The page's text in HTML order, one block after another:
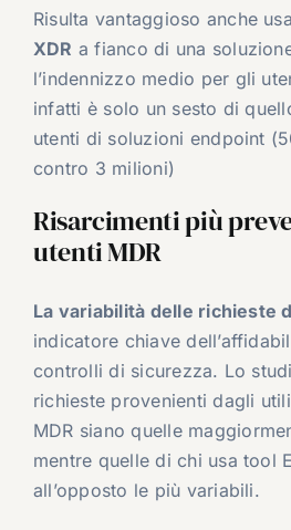
Risulta vantaggioso anche
XDR a fianco di una
l’indennizzo medio per gli
infatti è solo un sesto di
utenti di soluzioni endpoint
contro 3 milioni)
Risarcimenti più
utenti MDR
La variabilità delle richieste
indicatore chiave
controlli di sicurezza. Lo
richieste provenienti dagli
MDR siano quelle
mentre quelle di chi usa tool
all’opposto le più variabili.